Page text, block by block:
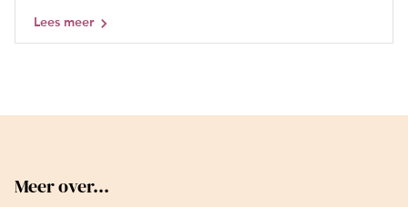
Lees meer
Meer over...